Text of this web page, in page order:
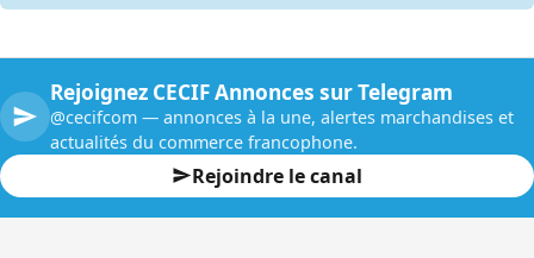
Rejoignez CECIF Annonces sur Telegram
@cecifcom — annonces à la une, alertes marchandises et
actualités du commerce francophone.
Rejoindre le canal